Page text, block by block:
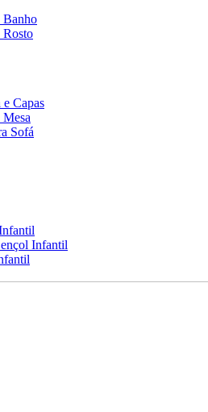
Banho
Rosto
Capas
Sofá
Infantil